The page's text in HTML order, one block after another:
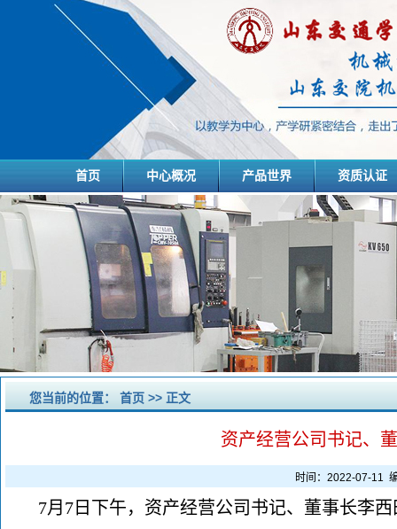
首页 中心概况 产品世界 资质认证
您当前的位置： 首页 >> 正文
资产经营公司书记、
时间：2022-07-11
7月7日下午，资产经营公司书记、董事长李